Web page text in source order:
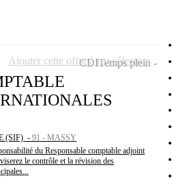
(SIF) - 91 - MASSY
du Responsable comptable adjoint
le contrôle et la révision des
CDITemps plein
Ajouter cette offre à ma sélection